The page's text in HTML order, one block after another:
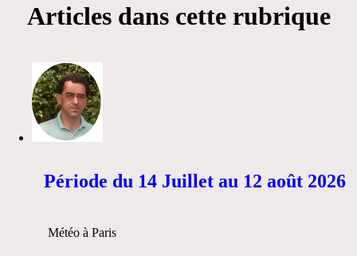
Articles dans cette rubrique
Période du 14 Juillet au 12 août 2026
Météo à Paris